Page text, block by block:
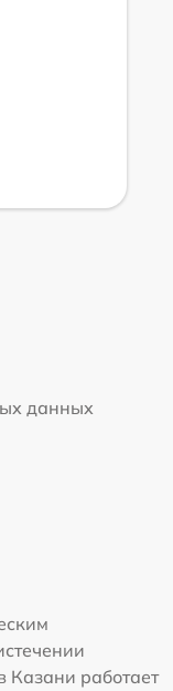
данных
Казани работает